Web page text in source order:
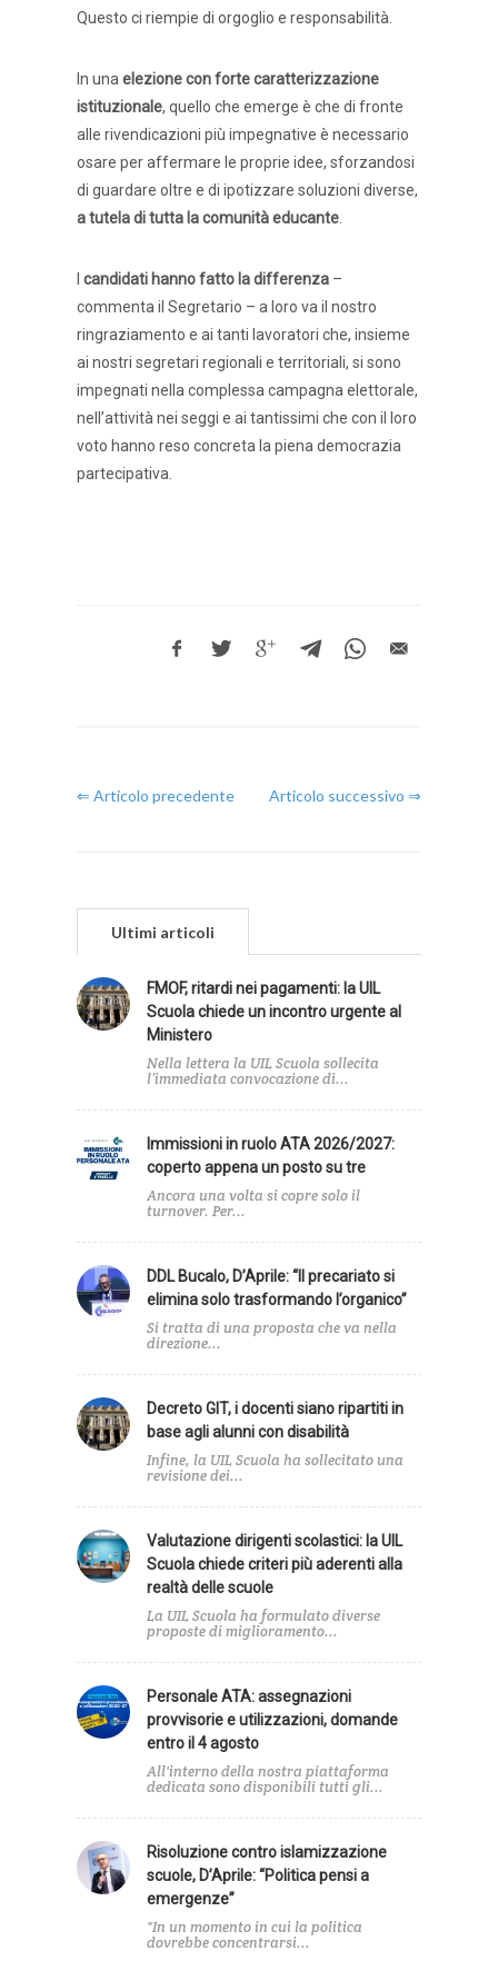
Questo ci riempie di orgoglio e responsabilità.
In una elezione con forte caratterizzazione
istituzionale, quello che emerge è che di fronte
alle rivendicazioni più impegnative è necessario
osare per affermare le proprie idee, sforzandosi
di guardare oltre e di ipotizzare soluzioni diverse,
a tutela di tutta la comunità educante
candidati hanno fatto la differenza –
commenta il Segretario – a loro va il nostro
ringraziamento e ai tanti lavoratori che, insieme
ai nostri segretari regionali e territoriali, si sono
impegnati nella complessa campagna elettorale,
nell’attività nei seggi e ai tantissimi che con il loro
voto hanno reso concreta la piena democrazia
partecipativa.
⇐ Articolo precedente Articolo successivo ⇒
Ultimi articoli
FMOF, ritardi nei pagamenti: la UIL
Scuola chiede un incontro urgente al
Ministero
Nella lettera la UIL Scuola sollecita
l’immediata convocazione di...
Immissioni in ruolo ATA 2026/2027:
coperto appena un posto su tre
Ancora una volta si copre solo il
turnover. Per...
DDL Bucalo, D’Aprile: “Il precariato si
elimina solo trasformando l’organico”
Si tratta di una proposta che va nella
direzione...
Decreto GIT, i docenti siano ripartiti in
base agli alunni con disabilità
Infine, la UIL Scuola ha sollecitato una
revisione dei...
Valutazione dirigenti scolastici: la UIL
Scuola chiede criteri più aderenti alla
realtà delle scuole
La UIL Scuola ha formulato diverse
proposte di miglioramento...
Personale ATA: assegnazioni
provvisorie e utilizzazioni, domande
entro il 4 agosto
All'interno della nostra piattaforma
dedicata sono disponibili tutti gli...
Risoluzione contro islamizzazione
scuole, D’Aprile: “Politica pensi a
emergenze”
"In un momento in cui la politica
dovrebbe concentrarsi...